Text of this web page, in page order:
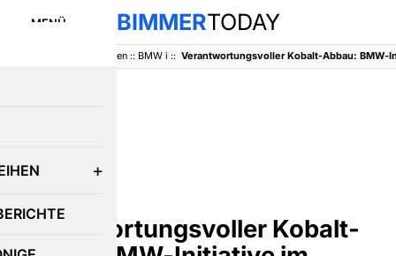
MENÜ BIMMERTODAY
Baureihen:: BMW i ::
Verantwortungsvoller Kobalt-